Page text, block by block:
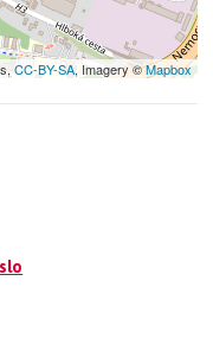
CC-BY-SA, Imagery ©Mapbox